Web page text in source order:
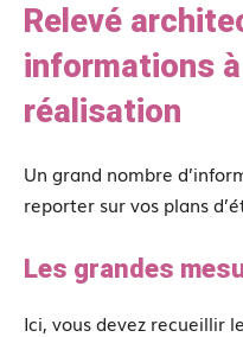
Relevé
informations
réalisation
Un grand nombre
reporter sur vos plans
Les grandes
Ici, vous devez recueillir